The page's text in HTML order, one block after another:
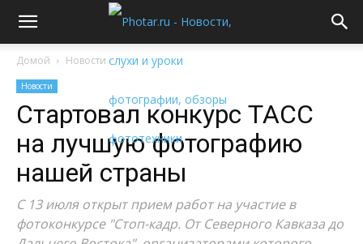
Домой Новости
Новости
Стартовал конкурс ТАСС
на лучшую фотографию
нашей страны
С 13 июля открыт прием работ на участие в
фотоконкурсе "Стоп-кадр. От Северного Кавказа до